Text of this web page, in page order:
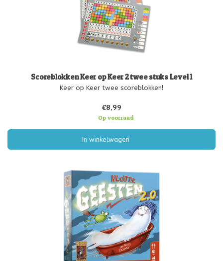
Scoreblokken Keer op Keer 2 twee stuks Level 1
Keer op Keer twee scoreblokken!
€8,99
Op voorraad
In winkelwagen